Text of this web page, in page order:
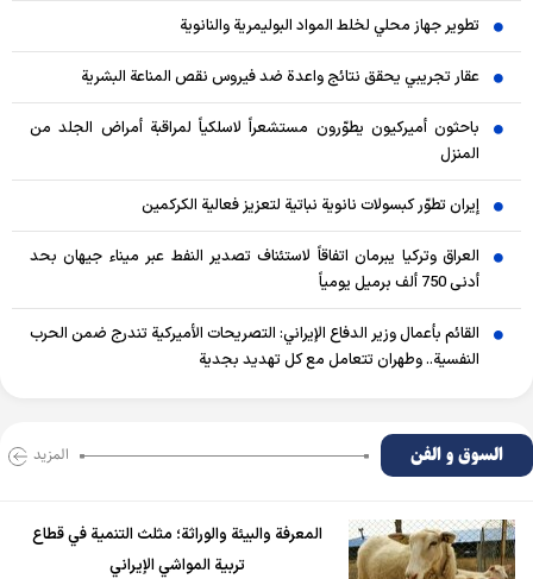
تطوير جهاز محلي لخلط المواد البوليمرية والنانوية
عقار تجريبي يحقق نتائج واعدة ضد فيروس نقص المناعة البشرية
باحثون أميركيون يطوّرون مستشعراً لاسلكياً لمراقبة أمراض الجلد من
المنزل
إيران تطوّر كبسولات نانوية نباتية لتعزيز فعالية الكركمين
العراق وتركيا يبرمان اتفاقاً لاستئناف تصدير النفط عبر ميناء جيهان بحد
أدنى 750 ألف برميل يومياً
القائم بأعمال وزير الدفاع الإيراني: التصريحات الأميركية تندرج ضمن الحرب
النفسية.. وطهران تتعامل مع كل تهديد بجدية
السوق و الفن المزید
المعرفة والبيئة والوراثة؛ مثلث التنمية في قطاع
تربية المواشي الإيراني